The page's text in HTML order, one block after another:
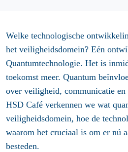
Welke technologische
het veiligheidsdomein? Eén
Quantumtechnologie. Het is
toekomst meer. Quantum
over veiligheid, communicatie
HSD Café verkennen we wat
veiligheidsdomein, hoe de
waarom het cruciaal is om er nú
besteden.